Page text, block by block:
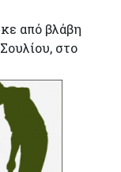
από βλάβη
στο